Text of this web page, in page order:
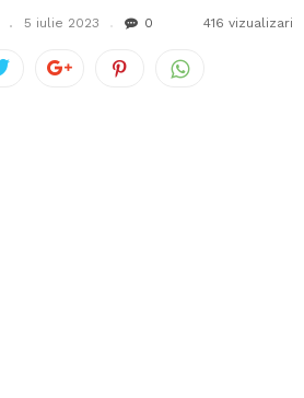
5 iulie 2023 0 416 vizualizari